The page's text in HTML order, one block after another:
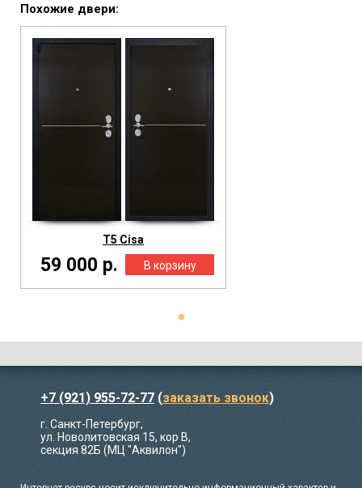
Похожие двери:
Т5 Cisa
59 000 р.
+7 (921) 955-72-77 (заказать звонок)
г. Санкт-Петербург,
ул. Новолитовская 15, кор В,
секция 82Б (МЦ "Аквилон")